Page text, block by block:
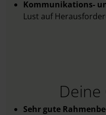
Kommunikations-
Lust auf
Deine
Sehr gute